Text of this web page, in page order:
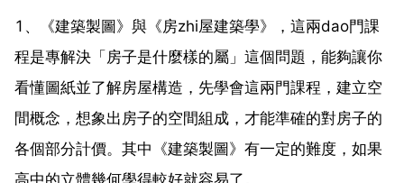
1、《建築製圖》與《房zhi屋建築學》，這兩dao門課
程是專解決「房子是什麼樣的屬」這個問題，能夠讓你
看懂圖紙並了解房屋構造，先學會這兩門課程，建立空
間概念，想象出房子的空間組成，才能準確的對房子的
各個部分計價。其中《建築製圖》有一定的難度，如果
高中的立體幾何學得較好就容易了。